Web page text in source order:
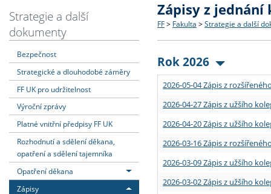
Dozvědět se více
Struktura a historie
Strategie a další
Podpora a benefity pro
Absolventi fakulty
Podat přihlášku
Co studovat a jak se
Učitelské studijní
Informace k průběhu
Dozvědět se více
Bakalářské a magisterské
Doktorské studium
Rigorózní řízení
Dozvědět se více
O vědě a výzkumu na FF
Akademické kvalifikace
Granty a projekty
Dozvědět se více
Aktuální nabídky a
Vyjíždějící studenti
Přijíždějící studenti
Vyjíždějící zaměstnanci
Strategie a další
dokumenty
Bezpečnost
Strategické a dlouhodobé záměry
FF UK pro udržitelnost
Výroční zprávy
Platné vnitřní předpisy FF UK
Rozhodnutí a sdělení děkana,
opatření a sdělení tajemníka
Opatření děkana
Zápisy
Zápisy z jednání
FF > Fakulta > Strategie a další
Rok 2026
2026-05-04 Zápis z
2026-04-27 Zápis z užšího
2026-04-20 Zápis z užšího
2026-03-16 Zápis z
2026-03-09 Zápis z užšího
2026-03-02 Zápis z užšího